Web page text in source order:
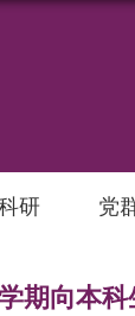
研 党
期向本